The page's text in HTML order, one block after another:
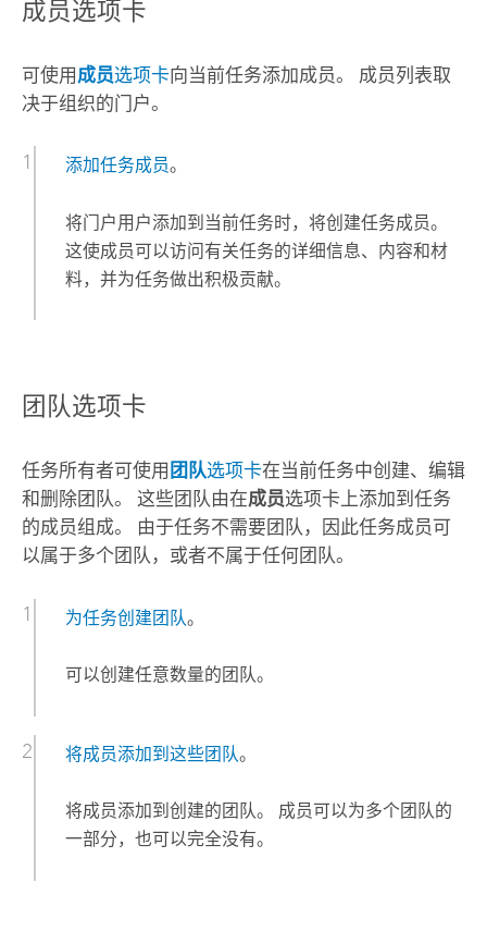
成员选项卡
可使用 成员选项卡向当前任务添加成员。 成员列表取
决于组织的门户。
添加任务成员。
将门户用户添加到当前任务时，将创建任务成员。
这使成员可以访问有关任务的详细信息、内容和材
料，并为任务做出积极贡献。
团队选项卡
任务所有者可使用 团队选项卡在当前任务中创建、编辑
和删除团队。 这些团队由在成员选项卡上添加到任务
的成员组成。 由于任务不需要团队，因此任务成员可
以属于多个团队，或者不属于任何团队。
为任务创建团队。
可以创建任意数量的团队。
将成员添加到这些团队。
将成员添加到创建的团队。 成员可以为多个团队的
一部分，也可以完全没有。